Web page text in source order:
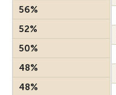
56%
52%
50%
48%
48%